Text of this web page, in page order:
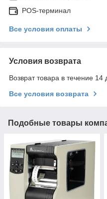
POS-терминал
Все условия оплаты
Условия возврата
Возврат товара в течение 14
Все условия возврата
Подобные товары